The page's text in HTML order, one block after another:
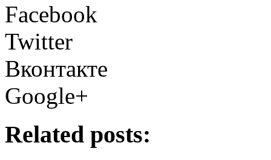
Facebook
Twitter
Вконтакте
Google+
Related posts: